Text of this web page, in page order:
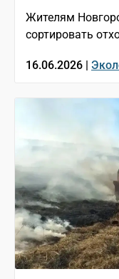
Жителям
сортировать
16.06.2026 |